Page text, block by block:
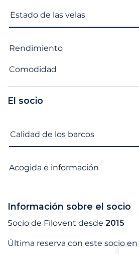
Estado de las velas
Rendimiento
Comodidad
El socio
Nombre del criterio
Calidad de los barcos
Acogida e información
Información sobre el socio
Socio de Filovent desde 2015
Última reserva con este socio en